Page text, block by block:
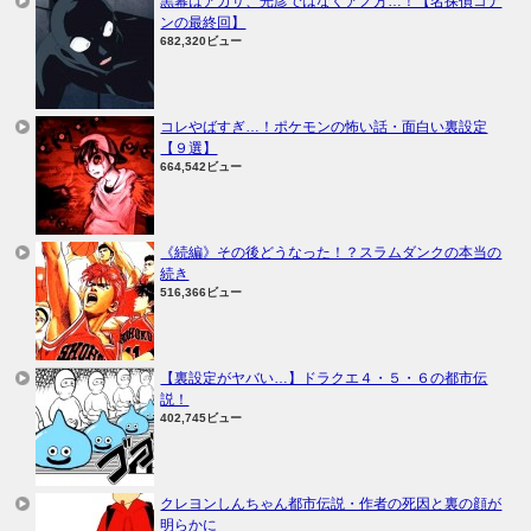
ンの最終回】
682,320ビュー
コレやばすぎ…！ポケモンの怖い話・面白い裏設定
【９選】
664,542ビュー
《続編》その後どうなった！？スラムダンクの本当の
続き
516,366ビュー
【裏設定がヤバい…】ドラクエ４・５・６の都市伝
説！
402,745ビュー
クレヨンしんちゃん都市伝説・作者の死因と裏の顔が
明らかに